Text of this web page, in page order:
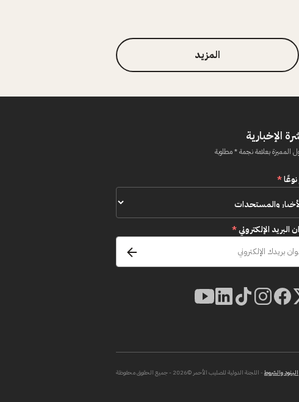
المزيد
الإخبارية
المميزة بعلامة نجمة * مطلوبة
نوعًا*
البريد الإلكتروني*
البنود والشروط - اللجنة الدولية للصليب الأحمر ©2026 - جميع الحقوق محفوظة